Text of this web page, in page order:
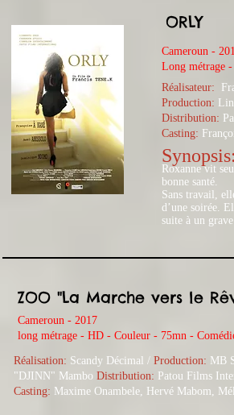
ORLY
Cameroun -
Long métrage
Réalisateur:
Production:
Distribution:
Casting:
Synopsis:
Roxanne vit
bonne santé.
Sans travail,
d’une soirée.
suite à un
ZOO "La Marche vers le
Cameroun - 2017
long métrage - HD - Couleur - 75mn -
Réalisation: Scandy Décimal / Production: MB
"DJINN" Mambo Distribution: Patou Films
Casting: Maxime Onambele, Hervé Mabom,